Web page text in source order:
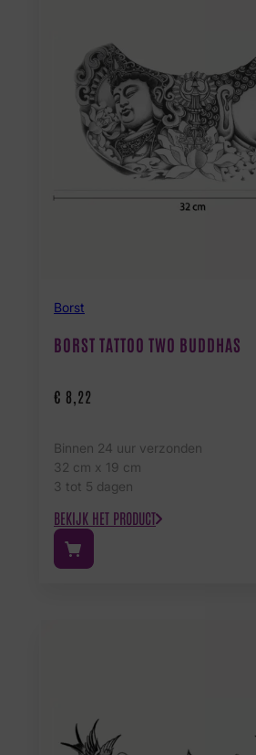
Borst
BORST TATTOO TWO BUDDHAS
€ 8,22
Binnen 24 uur verzonden
32 cm x 19 cm
3 tot 5 dagen
BEKIJK HET PRODUCT